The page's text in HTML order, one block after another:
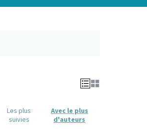
Les plus
suivies
Avec le plus
d'auteurs